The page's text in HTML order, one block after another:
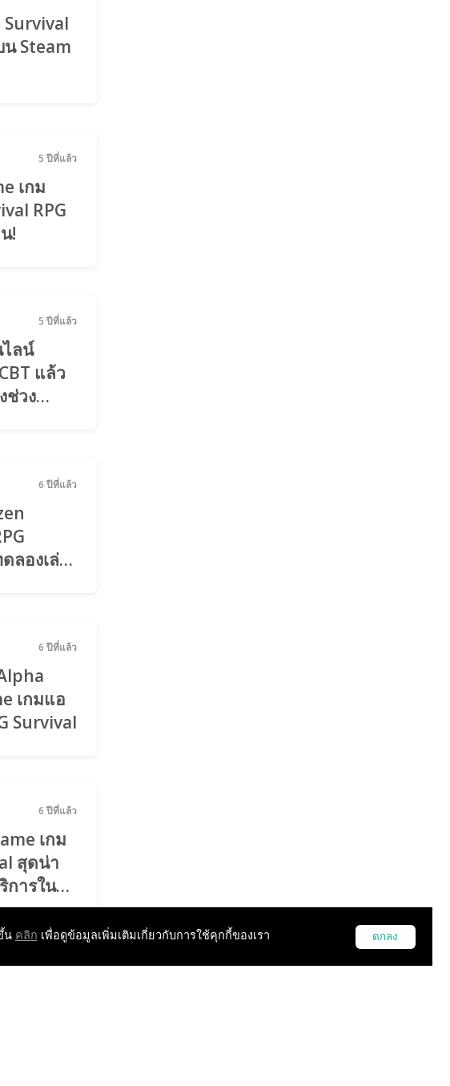
น Steam
5 ปีที่แล้ว
เกม
RPG
!
5 ปีที่แล้ว
ลน์
แล้ว
ช่วง
6 ปีที่แล้ว
ลองเล่น
6 ปีที่แล้ว
เกมแอ
Survival
6 ปีที่แล้ว
เกม
สุดน่า
การในปี
น คลิก เพื่อดูข้อมูลเพิ่มเติมเกี่ยวกับการใช้คุกกี้ของเรา ตกลง